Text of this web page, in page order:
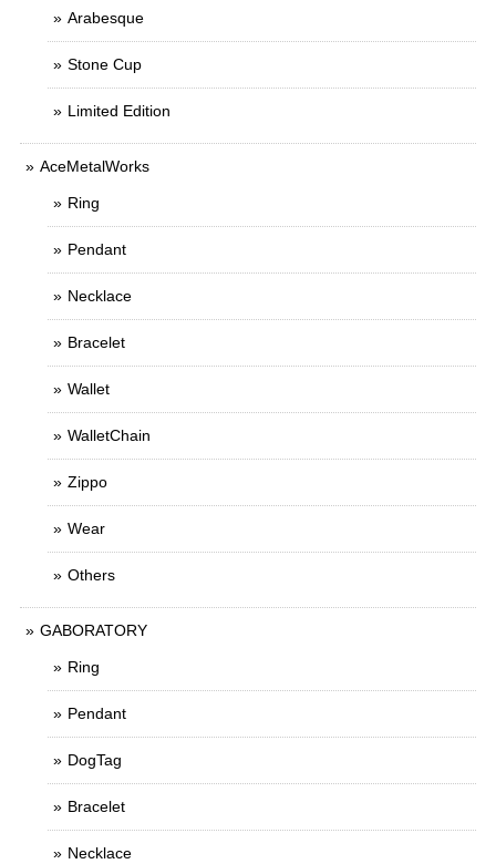
Arabesque
Stone Cup
Limited Edition
AceMetalWorks
Ring
Pendant
Necklace
Bracelet
Wallet
WalletChain
Zippo
Wear
Others
GABORATORY
Ring
Pendant
DogTag
Bracelet
Necklace